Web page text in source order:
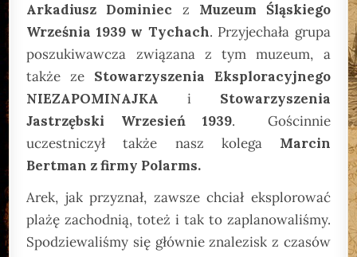
Arkadiusz Dominiec z Muzeum Śląskiego
Września 1939 w Tychach. Przyjechała grupa
poszukiwawcza związana z tym muzeum, a
także ze Stowarzyszenia Eksploracyjnego
NIEZAPOMINAJKA i Stowarzyszenia
Jastrzębski Wrzesień 1939. Gościnnie
uczestniczył także nasz kolega Marcin
Bertman z firmy Polarms.
Arek, jak przyznał, zawsze chciał eksplorować
plażę zachodnią, toteż i tak to zaplanowaliśmy.
Spodziewaliśmy się głównie znalezisk z czasów